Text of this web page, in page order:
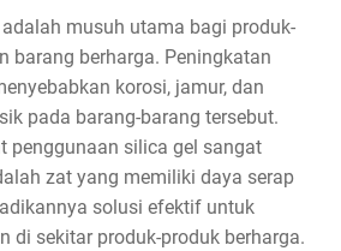
musuh utama bagi produk-
barang berharga. Peningkatan
korosi, jamur, dan
pada barang-barang tersebut.
penggunaan silica gel sangat
zat yang memiliki daya serap
solusi efektif untuk
di sekitar produk-produk berharga.